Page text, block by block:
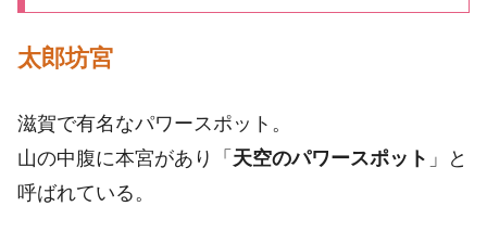
太郎坊宮
滋賀で有名なパワースポット。
山の中腹に本宮があり「 天空のパワースポット 」と
呼ばれている。